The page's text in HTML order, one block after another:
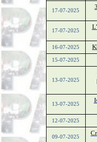
17-07-2025
17-07-2025
16-07-2025
15-07-2025
13-07-2025
13-07-2025
12-07-2025
09-07-2025